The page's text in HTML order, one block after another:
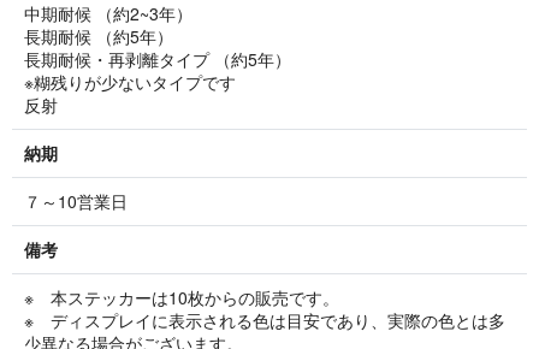
中期耐候 （約2~3年）
長期耐候 （約5年）
長期耐候・再剥離タイプ （約5年）
※糊残りが少ないタイプです
反射
納期
７～10営業日
備考
※ 本ステッカーは10枚からの販売です。
※ ディスプレイに表示される色は目安であり、実際の色とは多
少異なる場合がございます。